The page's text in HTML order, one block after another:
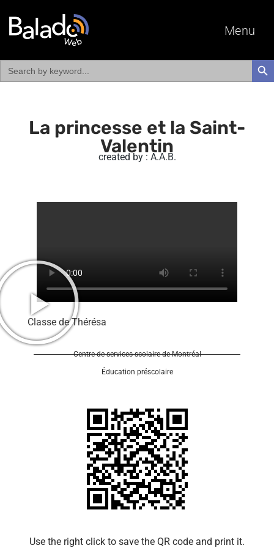
Menu
Search
for:
La princesse et la Saint-
Valentin
created by : A.A.B.
Classe de Thérésa
Centre de services scolaire de Montréal
Éducation préscolaire
Use the right click to save the QR code and print it.​​